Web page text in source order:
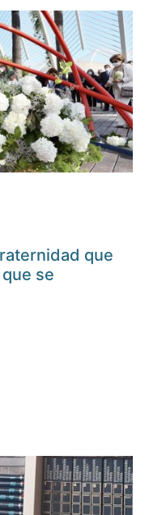
que
se